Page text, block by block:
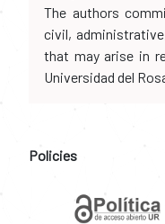
The authors
civil,
that may arise in
Universidad del
Policies